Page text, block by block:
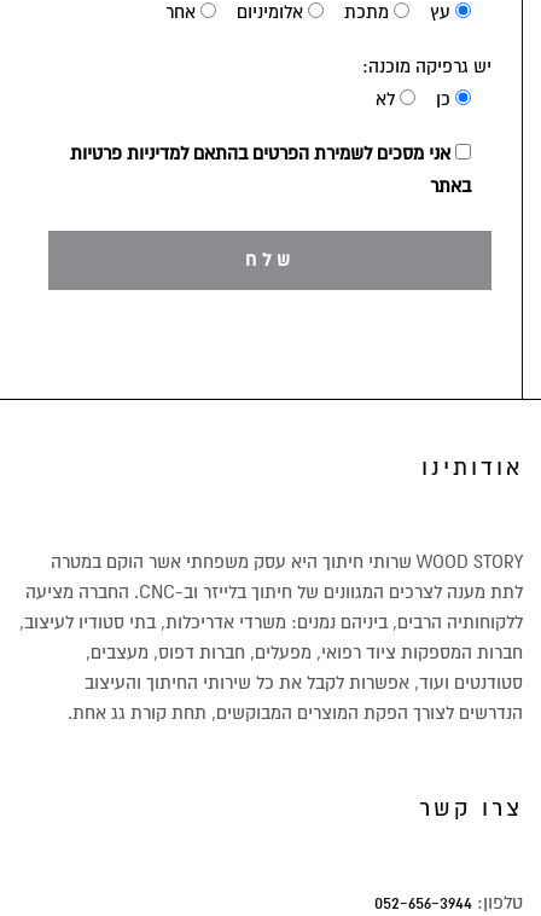
עץ מתכת אלומיניום אחר
יש גרפיקה מוכנה:
כן
לא
אני מסכים לשמירת הפרטים בהתאם למדיניות פרטיות
באתר
אודותינו
WOOD STORY שרותי חיתוך היא עסק משפחתי אשר הוקם במטרה
לתת מענה לצרכים המגוונים של חיתוך בלייזר וב-CNC. החברה מציעה
ללקוחותיה הרבים, ביניהם נמנים: משרדי אדריכלות, בתי סטודיו לעיצוב,
חברות המספקות ציוד רפואי, מפעלים, חברות דפוס, מעצבים,
סטודנטים ועוד, אפשרות לקבל את כל שירותי החיתוך והעיצוב
הנדרשים לצורך הפקת המוצרים המבוקשים, תחת קורת גג אחת.
צרו קשר
טלפון: 052-656-3944